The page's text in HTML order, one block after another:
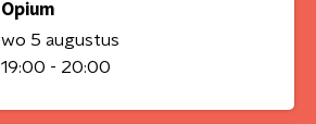
Opium
wo 5 augustus
19:00 - 20:00